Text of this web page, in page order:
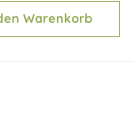
Warenkorb